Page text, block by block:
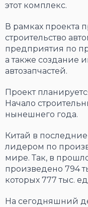
этот комплекс.
В рамках проекта
строительство
предприятия по
а также создание
автозапчастей.
Проект
Начало
нынешнего года.
Китай в
лидером по
мире. Так, в
произведено 794
которых 777 тыс.
На сегодняшний